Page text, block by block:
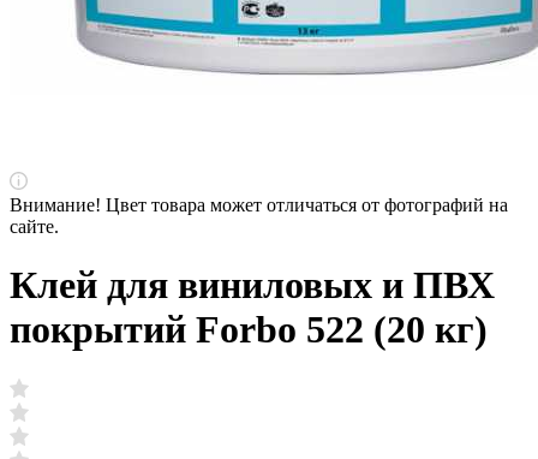
Внимание! Цвет товара может отличаться от фотографий на
сайте.
Клей для виниловых и ПВХ
покрытий Forbo 522 (20 кг)